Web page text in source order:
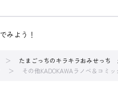
みよう！
たまごっちのキラキラおみせっち
その他KADOKAWAラノベ＆コミ